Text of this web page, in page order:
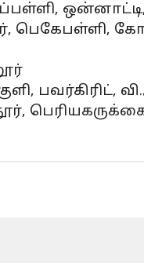
பெகேபள்ளி,
பெரியகருக்கை,